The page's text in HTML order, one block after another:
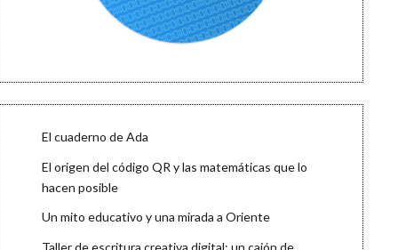
El cuaderno de Ada
El origen del código QR y las matemáticas que lo
hacen posible
Un mito educativo y una mirada a Oriente
Taller de escritura creativa digital: un cajón de